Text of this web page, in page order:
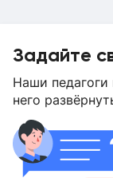
Задайте
Наши
него